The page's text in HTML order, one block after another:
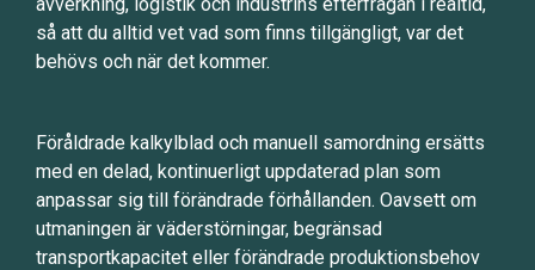
så att du alltid vet vad som finns tillgängligt, var det
behövs och när det kommer.
Föråldrade kalkylblad och manuell samordning ersätts
med en delad, kontinuerligt uppdaterad plan som
anpassar sig till förändrade förhållanden. Oavsett om
utmaningen är väderstörningar, begränsad
transportkapacitet eller förändrade produktionsbehov